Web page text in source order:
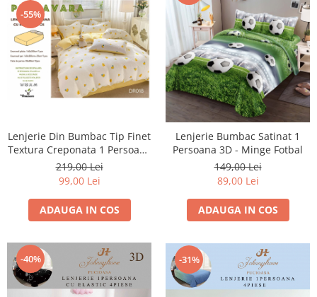
-55%
Lenjerie Din Bumbac Tip Finet
Textura Creponata 1 Persoana
Cu Elastic - Ratuste
219,00 Lei
99,00 Lei
ADAUGA IN COS
Lenjerie Bumbac Satinat 1
Persoana 3D - Minge Fotbal
149,00 Lei
89,00 Lei
ADAUGA IN COS
-40% -31%